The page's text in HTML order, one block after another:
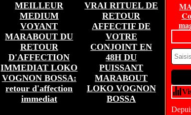
MEILLEUR
MEDIUM
VOYANT
MARABOUT DU
RETOUR
D'AFFECTION
IMMEDIAT LOKO
VOGNON BOSSA:
retour d'affection
immediat
VRAI RITUEL DE
RETOUR
AFFECTIF DE
VOTRE
CONJOINT EN
48H DU
PUISSANT
MARABOUT
LOKO VOGNON
BOSSA